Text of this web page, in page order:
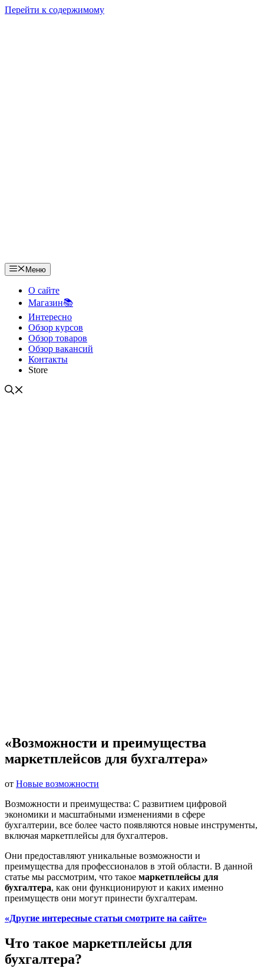
Перейти к содержимому
Меню
О сайте
Магазин📚
Интересно
Обзор курсов
Обзор товаров
Обзор вакансий
Контакты
Store
«Возможности и преимущества
маркетплейсов для бухгалтера»
от Новые возможности
Возможности и преимущества: С развитием цифровой
экономики и масштабными изменениями в сфере
бухгалтерии, все более часто появляются новые инструменты,
включая маркетплейсы для бухгалтеров.
Они предоставляют уникальные возможности и
преимущества для профессионалов в этой области. В данной
статье мы рассмотрим, что такое маркетплейсы для
бухгалтера, как они функционируют и каких именно
преимуществ они могут принести бухгалтерам.
«Другие интересные статьи смотрите на сайте»
Что такое маркетплейсы для
бухгалтера?